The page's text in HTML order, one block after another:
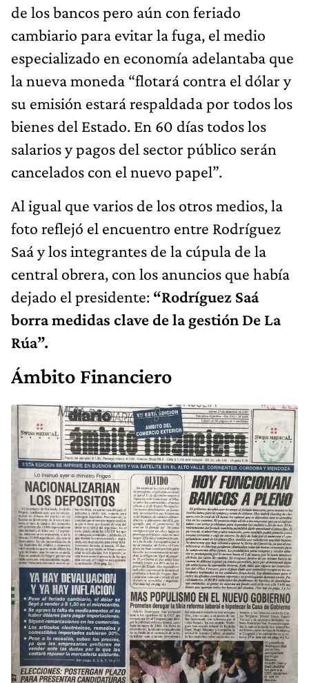
de los bancos pero aún con feriado
cambiario para evitar la fuga, el medio
especializado en economía adelantaba que
la nueva moneda “flotará contra el dólar y
su emisión estará respaldada por todos los
bienes del Estado. En 60 días todos los
salarios y pagos del sector público serán
cancelados con el nuevo papel”.
Al igual que varios de los otros medios, la
foto reflejó el encuentro entre Rodríguez
Saá y los integrantes de la cúpula de la
central obrera, con los anuncios que había
dejado el presidente: “Rodríguez Saá
borra medidas clave de la gestión De La
Rúa”.
Ámbito Financiero